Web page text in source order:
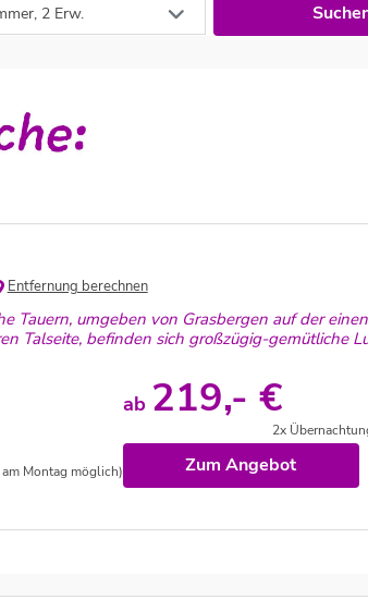
2 Erw.
Entfernung berechnen
Tauern, umgeben von Grasbergen auf der
Talseite, befinden sich großzügig-gemütliche
Montag möglich)
ab 219,- €
2x
Zum Angebot